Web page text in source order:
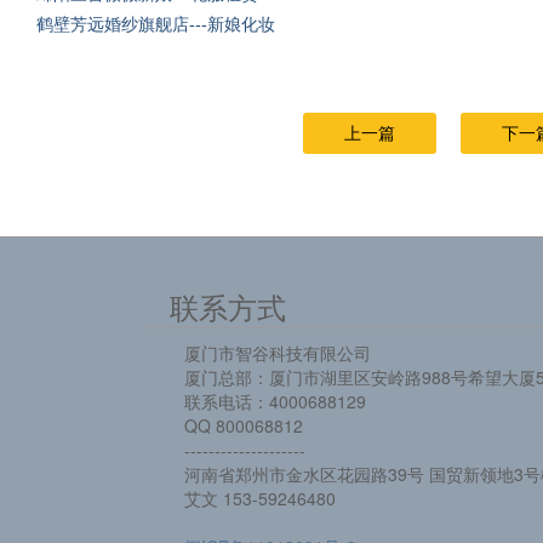
鹤壁芳远婚纱旗舰店---新娘化妆
上一篇 下一
联系方式
厦门市智谷科技有限公司
厦门总部：厦门市湖里区安岭路988号希望大厦
联系电话：4000688129
QQ 800068812
--------------------
河南省郑州市金水区花园路39号 国贸新领地3
艾文 153-59246480